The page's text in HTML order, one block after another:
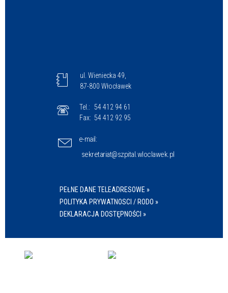
ul. Wieniecka 49,
87-800 Włocławek
Tel.: 54 412 94 61
Fax: 54 412 92 95
e-mail:
sekretariat@szpital.wloclawek.pl
PEŁNE DANE TELEADRESOWE »
POLITYKA PRYWATNOSCI / RODO »
DEKLARACJA DOSTĘPNOŚCI »